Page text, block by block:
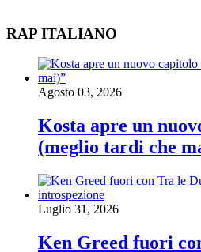
RAP ITALIANO
Agosto 03, 2026
Kosta apre un
(meglio tardi che
Luglio 31, 2026
Ken Greed fuori